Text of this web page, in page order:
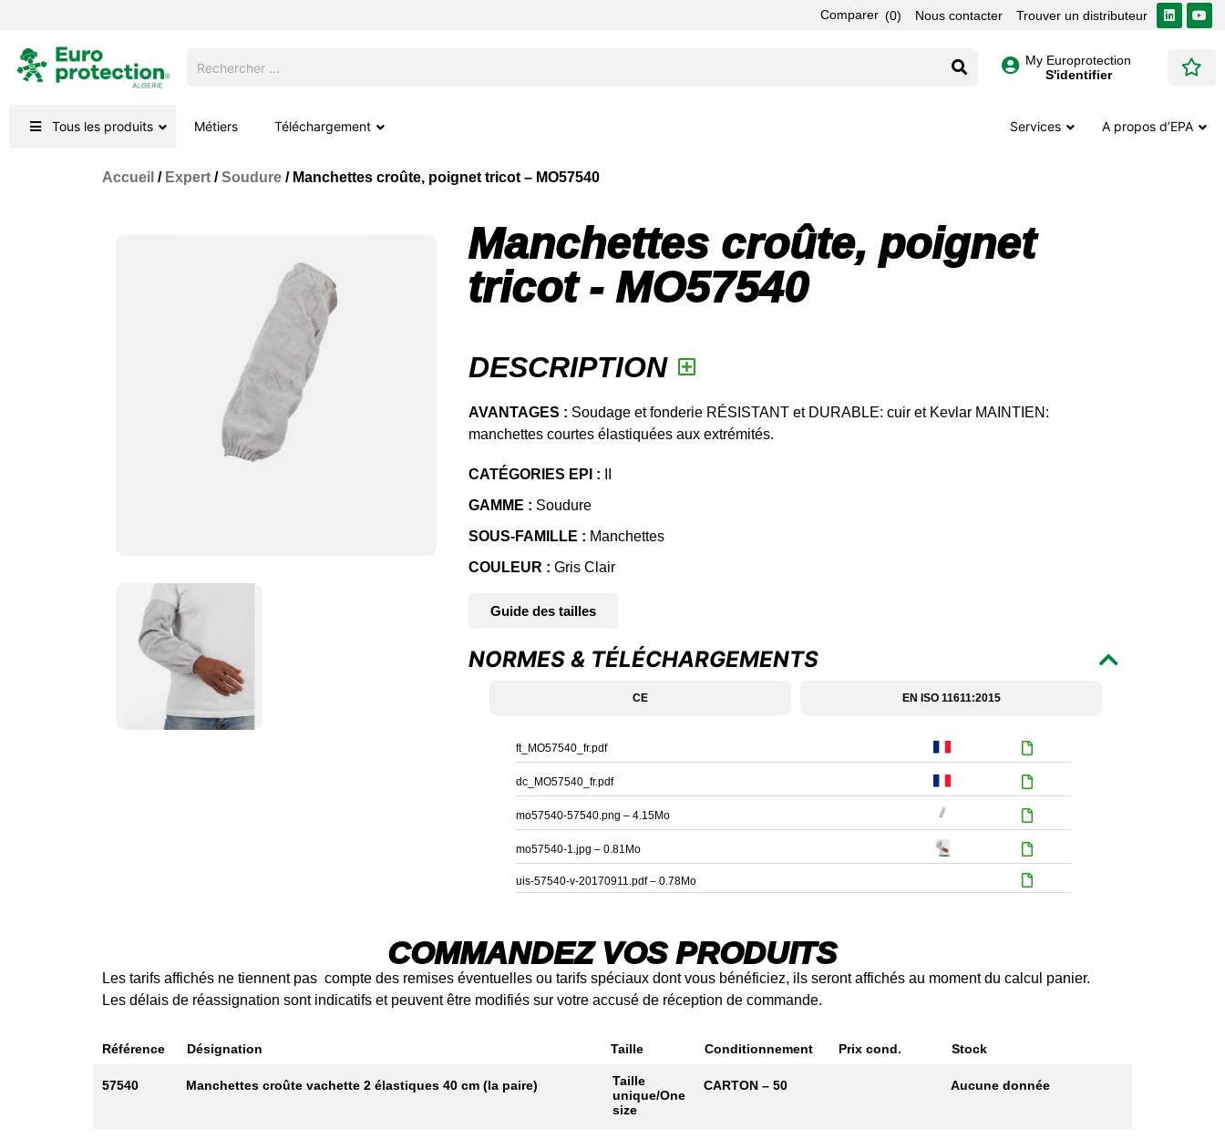
Comparer (0) Nous contacter Trouver un distributeur
My Europrotection
S'identifier
Tous les produits
Extérieur
Made In Algeria
Multi-usages
Spécialités
Métiers Téléchargement A propos d’EPA
Services
Accueil / Expert /Soudure / Manchettes croûte, poignet tricot – MO57540
Manchettes croûte, poignet
tricot - MO57540
DESCRIPTION
AVANTAGES : Soudage et fonderie RÉSISTANT et DURABLE: cuir et Kevlar MAINTIEN:
manchettes courtes élastiquées aux extrémités.
CATÉGORIES EPI :
GAMME : Soudure
SOUS-FAMILLE : Manchettes
COULEUR :Gris Clair
Guide des tailles
NORMES & TÉLÉCHARGEMENTS
CE EN ISO 11611:2015
ft_MO57540_fr.pdf
dc_MO57540_fr.pdf
mo57540-57540.png – 4.15Mo
mo57540-1.jpg – 0.81Mo
uis-57540-v-20170911.pdf – 0.78Mo
COMMANDEZ VOS PRODUITS
Les tarifs affichés ne tiennent pas compte des remises éventuelles ou tarifs spéciaux dont vous bénéficiez, ils seront affichés au moment du calcul panier.
Les délais de réassignation sont indicatifs et peuvent être modifiés sur votre accusé de réception de commande.
Référence Désignation Taille Conditionnement Prix cond. Stock
57540 Manchettes croûte vachette 2 élastiques 40 cm (la paire)
Taille
unique/One
size
CARTON – 50 Aucune donnée